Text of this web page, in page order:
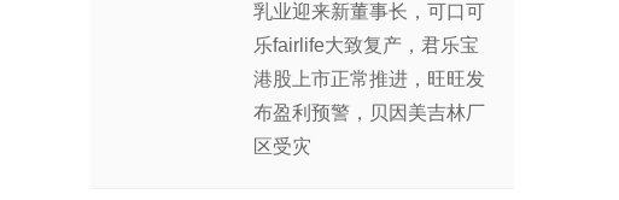
乳业迎来新董事长，可口可
乐fairlife大致复产，君乐宝
港股上市正常推进，旺旺发
布盈利预警，贝因美吉林厂
区受灾